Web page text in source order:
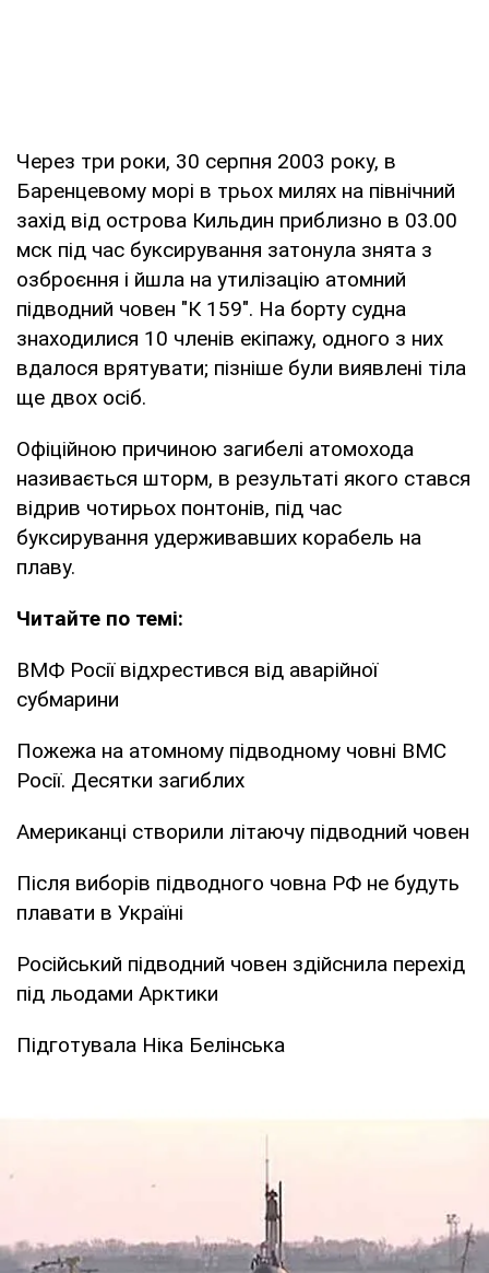
Через три роки, 30 серпня 2003 року, в
Баренцевому морі в трьох милях на північний
захід від острова Кильдин приблизно в 03.00
мск під час буксирування затонула знята з
озброєння і йшла на утилізацію атомний
підводний човен "К 159". На борту судна
знаходилися 10 членів екіпажу, одного з них
вдалося врятувати; пізніше були виявлені тіла
ще двох осіб.
Офіційною причиною загибелі атомохода
називається шторм, в результаті якого стався
відрив чотирьох понтонів, під час
буксирування удерживавших корабель на
плаву.
Читайте по темі:
ВМФ Росії відхрестився від аварійної
субмарини
Пожежа на атомному підводному човні ВМС
Росії. Десятки загиблих
Американці створили літаючу підводний човен
Після виборів підводного човна РФ не будуть
плавати в Україні
Російський підводний човен здійснила перехід
під льодами Арктики
Підготувала Ніка Белінська